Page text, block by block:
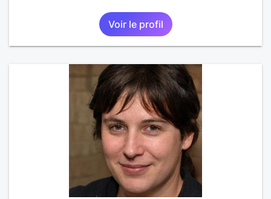
Voir le profil